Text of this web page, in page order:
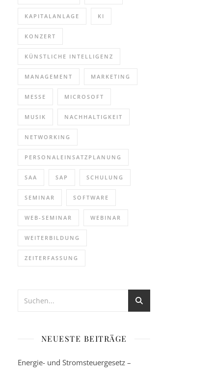
KAPITALANLAGE KI
KONZERT
KÜNSTLICHE INTELLIGENZ
MANAGEMENT MARKETING
MESSE MICROSOFT
MUSIK NACHHALTIGKEIT
NETWORKING
PERSONALEINSATZPLANUNG
SAA SAP SCHULUNG
SEMINAR SOFTWARE
WEB-SEMINAR WEBINAR
WEITERBILDUNG
ZEITERFASSUNG
NEUESTE BEITRÄGE
Energie- und Stromsteuergesetz –